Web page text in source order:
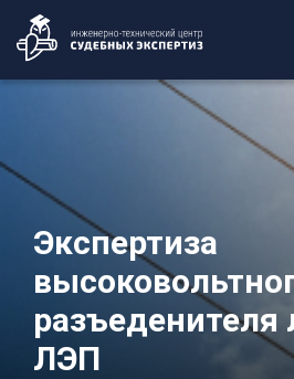
Экспертиза
разъеденителя
ЛЭП